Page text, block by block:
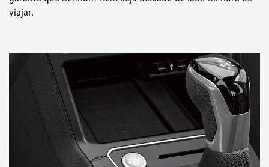
viajar.